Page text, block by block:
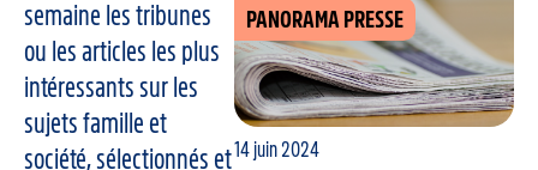
semaine les tribunes
ou les articles les plus
intéressants sur les
sujets famille et
société, sélectionnés et
PANORAMA PRESSE
14 juin 2024